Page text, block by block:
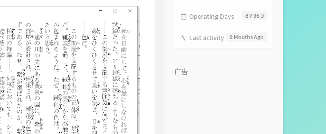
8 Y 96 D
Operating Days
9 Mouths Ago
Last activity
广告